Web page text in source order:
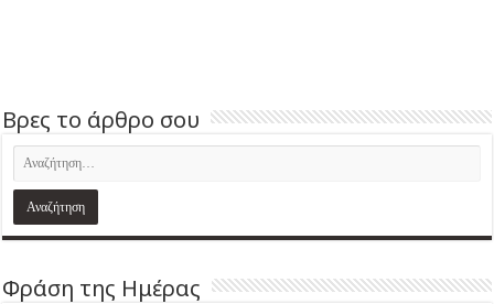
Βρες το άρθρο σου
Φράση της Ημέρας